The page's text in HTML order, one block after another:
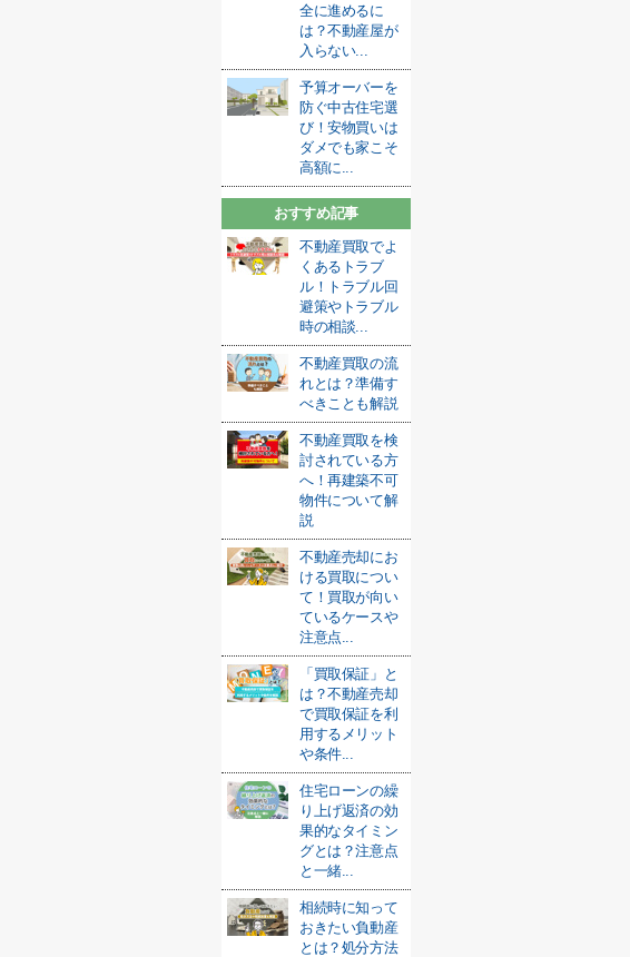
全に進めるに
は？不動産屋が
入らない...
予算オーバーを
防ぐ中古住宅選
び！安物買いは
ダメでも家こそ
高額に...
おすすめ記事
不動産買取でよ
くあるトラブ
ル！トラブル回
避策やトラブル
時の相談...
不動産買取の流
れとは？準備す
べきことも解説
不動産買取を検
討されている方
へ！再建築不可
物件について解
説
不動産売却にお
ける買取につい
て！買取が向い
ているケースや
注意点...
「買取保証」と
は？不動産売却
で買取保証を利
用するメリット
や条件...
住宅ローンの繰
り上げ返済の効
果的なタイミン
グとは？注意点
と一緒...
相続時に知って
おきたい負動産
とは？処分方法